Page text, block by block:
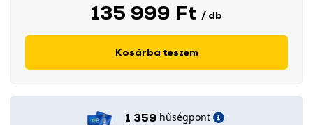
135 999 Ft / db
Kosárba teszem
1 359 hűségpont